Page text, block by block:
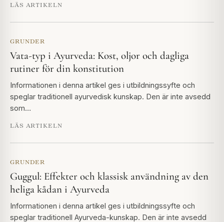
LÄS ARTIKELN
GRUNDER
Vata-typ i Ayurveda: Kost, oljor och dagliga
rutiner för din konstitution
Informationen i denna artikel ges i utbildningssyfte och
speglar traditionell ayurvedisk kunskap. Den är inte avsedd
som…
LÄS ARTIKELN
GRUNDER
Guggul: Effekter och klassisk användning av den
heliga kådan i Ayurveda
Informationen i denna artikel ges i utbildningssyfte och
speglar traditionell Ayurveda-kunskap. Den är inte avsedd